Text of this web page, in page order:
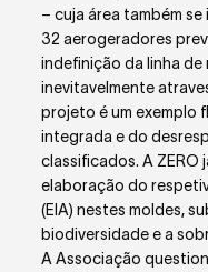
– cuja área também
32 aerogeradores
indefinição da linha de
inevitavelmente
projeto é um exemplo
integrada e do
classificados. A ZERO
elaboração do
(EIA) nestes moldes,
biodiversidade e a
A Associação